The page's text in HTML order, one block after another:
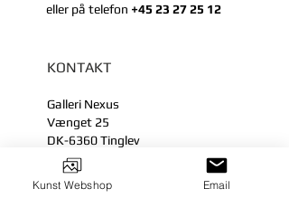
KONTAKT
Galleri Nexus
Vænget 25
DK-6360 Tinglev
mail@gallerinexus.dk
Tel:+45 23 27 25 12
eller på telefon +45 23 27 25 12
Kunst Webshop Email